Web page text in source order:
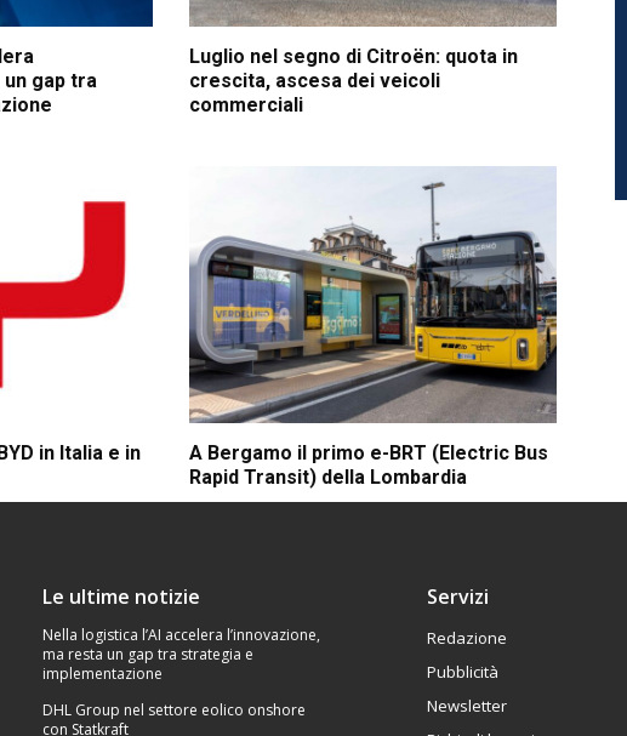
un gap tra
Luglio nel segno di Citroën: quota in
crescita, ascesa dei veicoli
commerciali
in Italia e in
A Bergamo il primo e-BRT (Electric Bus
Rapid Transit) della Lombardia
Le ultime notizie
Nella logistica l’AI accelera l’innovazione,
ma resta un gap tra strategia e
implementazione
DHL Group nel settore eolico onshore
con Statkraft
Servizi
Redazione
Pubblicità
Newsletter